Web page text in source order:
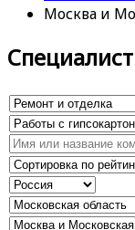
Москва и